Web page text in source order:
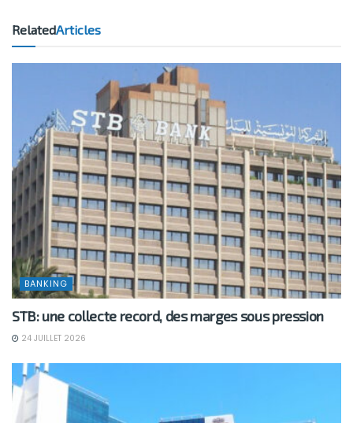
RelatedArticles
BANKING
STB: une collecte record, des marges sous pression
24 JUILLET 2026